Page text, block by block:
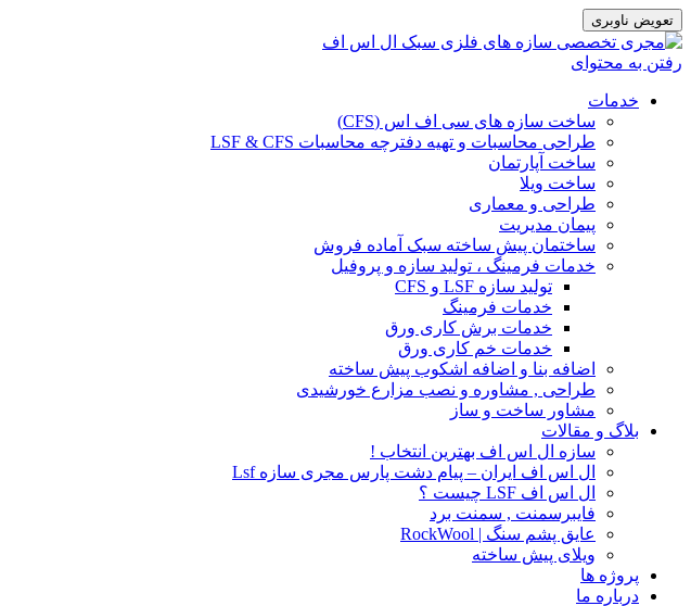
تعویض ناوبری
رفتن به محتوای
خدمات
ساخت سازه های سی اف اس (CFS)
طراحی محاسبات و تهیه دفترچه محاسبات LSF & CFS
ساخت آپارتمان
ساخت ویلا
طراحی و معماری
پیمان مدیریت
ساختمان پیش ساخته سبک آماده فروش
خدمات فرمینگ ، تولید سازه و پروفیل
تولید سازه LSF و CFS
خدمات فرمینگ
خدمات برش کاری ورق
خدمات خم کاری ورق
اضافه بنا و اضافه اشکوب پیش ساخته
طراحی , مشاوره و نصب مزارع خورشیدی
مشاور ساخت و ساز
بلاگ و مقالات
سازه ال اس اف بهترین انتخاب !
ال اس اف ایران – پیام دشت پارس مجری سازه Lsf
ال اس اف LSF چیست ؟
فایبرسمنت , سمنت برد
عایق پشم سنگ | RockWool
ویلای پیش ساخته
پروژه ها
درباره ما